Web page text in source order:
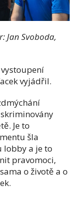
Jan Svoboda,
vyjádřil.
Je to
šla
lobby a je to
pravomoci,
o životě a o